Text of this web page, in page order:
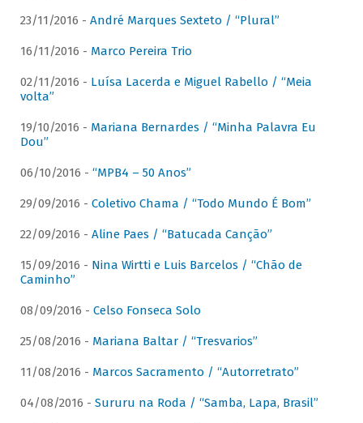
23/11/2016 - André Marques Sexteto / “Plural”
16/11/2016 - Marco Pereira Trio
02/11/2016 - Luísa Lacerda e Miguel Rabello / “Meia
volta”
19/10/2016 - Mariana Bernardes / “Minha Palavra Eu
Dou”
06/10/2016 - “MPB4 – 50 Anos”
29/09/2016 - Coletivo Chama / “Todo Mundo É Bom”
22/09/2016 - Aline Paes / “Batucada Canção”
15/09/2016 - Nina Wirtti e Luis Barcelos / “Chão de
Caminho”
08/09/2016 - Celso Fonseca Solo
25/08/2016 - Mariana Baltar / “Tresvarios”
11/08/2016 - Marcos Sacramento / “Autorretrato”
04/08/2016 - Sururu na Roda / “Samba, Lapa, Brasil”